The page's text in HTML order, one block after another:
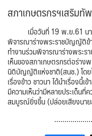
สภาเกษตรกรฯเสริม
เมื่อวันที่ 19 พ.ย.61 นา
พิจารณาร่างพระราชบัญญัติ
ทำงานร่วมพิจารณาร่างพระ
เห็นของสภาเกษตรกรต่อร่า
นิติบัญญัติแห่งชาติ(สนช.) โดย
เรื่องข้าว ชาวนา ได้นำเรื่องนี้
มีความเห็นว่ามีหลายประเด็น
สมบูรณ์ยิ่งขึ้น (ปล่อยเสียงนา